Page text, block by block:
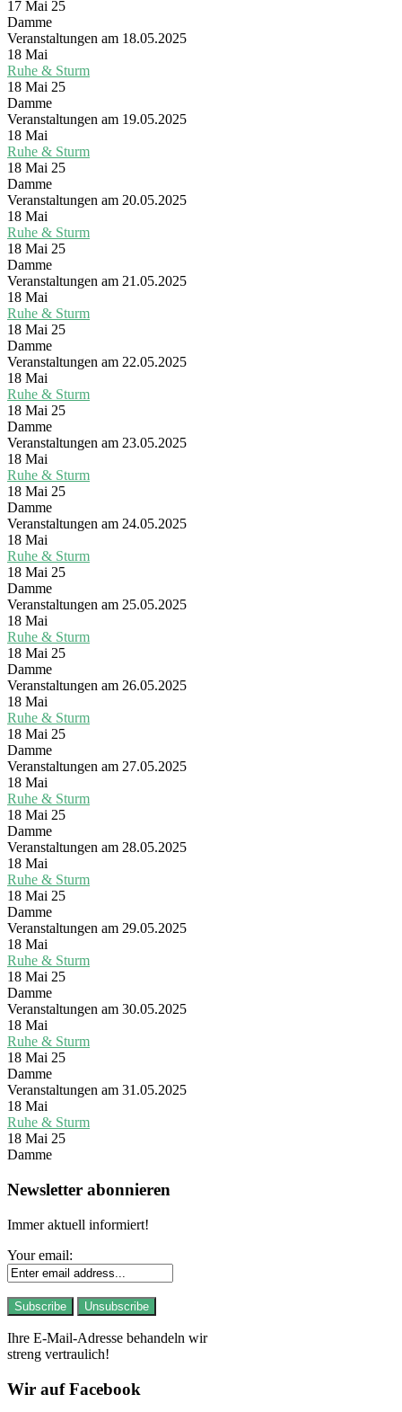
17 Mai 25
Damme
Veranstaltungen am 18.05.2025
18 Mai
Ruhe & Sturm
18 Mai 25
Damme
Veranstaltungen am 19.05.2025
18 Mai
Ruhe & Sturm
18 Mai 25
Damme
Veranstaltungen am 20.05.2025
18 Mai
Ruhe & Sturm
18 Mai 25
Damme
Veranstaltungen am 21.05.2025
18 Mai
Ruhe & Sturm
18 Mai 25
Damme
Veranstaltungen am 22.05.2025
18 Mai
Ruhe & Sturm
18 Mai 25
Damme
Veranstaltungen am 23.05.2025
18 Mai
Ruhe & Sturm
18 Mai 25
Damme
Veranstaltungen am 24.05.2025
18 Mai
Ruhe & Sturm
18 Mai 25
Damme
Veranstaltungen am 25.05.2025
18 Mai
Ruhe & Sturm
18 Mai 25
Damme
Veranstaltungen am 26.05.2025
18 Mai
Ruhe & Sturm
18 Mai 25
Damme
Veranstaltungen am 27.05.2025
18 Mai
Ruhe & Sturm
18 Mai 25
Damme
Veranstaltungen am 28.05.2025
18 Mai
Ruhe & Sturm
18 Mai 25
Damme
Veranstaltungen am 29.05.2025
18 Mai
Ruhe & Sturm
18 Mai 25
Damme
Veranstaltungen am 30.05.2025
18 Mai
Ruhe & Sturm
18 Mai 25
Damme
Veranstaltungen am 31.05.2025
18 Mai
Ruhe & Sturm
18 Mai 25
Damme
Newsletter abonnieren
Immer aktuell informiert!
Your email:
Ihre E-Mail-Adresse behandeln wir
streng vertraulich!
Wir auf Facebook